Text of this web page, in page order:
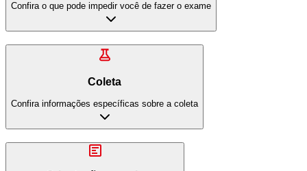
Confira o que pode impedir você de fazer o exame
Coleta
Confira informações específicas sobre a coleta